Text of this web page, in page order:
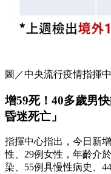
圖／中央流行疫情指揮
增59死！40多歲男
昏迷死亡」
指揮中心指出，今日新
性、29例女性，年齡介
染、55例具慢性病史、